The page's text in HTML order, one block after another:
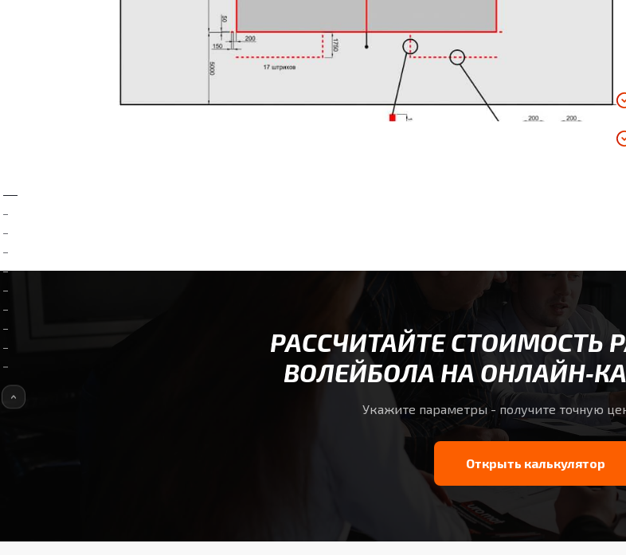
РАССЧИТАЙТЕ СТОИМОСТЬ
ВОЛЕЙБОЛА НА
Укажите параметры - получите точную
Открыть калькулятор